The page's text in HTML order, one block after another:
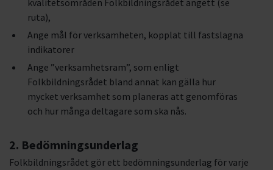
kvalitetsområden Folkbildningsrådet angett (se
ruta),
Ange mål för verksamheten, kopplat till fastslagna
indikatorer
Ange ”verksamhetsram”, som enligt
Folkbildningsrådet bland annat kan gälla hur
mycket verksamhet som planeras att genomföras
och hur många deltagare som ska nås.
2. Bedömningsunderlag
Folkbildningsrådet gör ett bedömningsunderlag för varje